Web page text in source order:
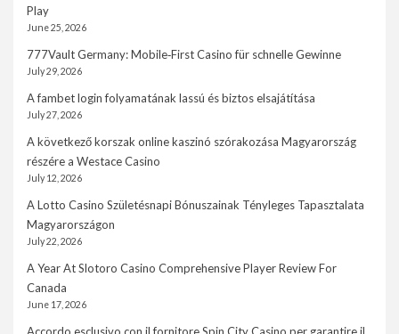
Play
June 25, 2026
777Vault Germany: Mobile‑First Casino für schnelle Gewinne
July 29, 2026
A fambet login folyamatának lassú és biztos elsajátítása
July 27, 2026
A következő korszak online kaszinó szórakozása Magyarország
részére a Westace Casino
July 12, 2026
A Lotto Casino Születésnapi Bónuszainak Tényleges Tapasztalata
Magyarországon
July 22, 2026
A Year At Slotoro Casino Comprehensive Player Review For
Canada
June 17, 2026